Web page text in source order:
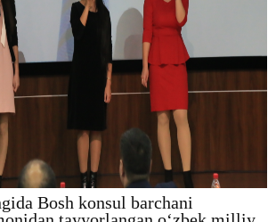
Bosh konsul barchani